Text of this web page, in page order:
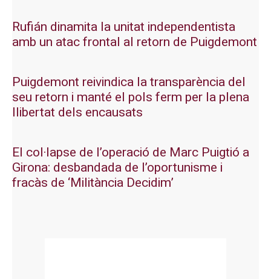
Rufián dinamita la unitat independentista
amb un atac frontal al retorn de Puigdemont
Puigdemont reivindica la transparència del
seu retorn i manté el pols ferm per la plena
llibertat dels encausats
El col·lapse de l’operació de Marc Puigtió a
Girona: desbandada de l’oportunisme i
fracàs de ‘Militància Decidim’